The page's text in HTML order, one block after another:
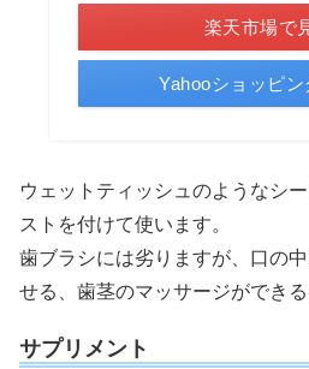
楽天市場で
Yahooショッピン
ウェットティッシュのようなシ
ストを付けて使います。
歯ブラシには劣りますが、口の
せる、歯茎のマッサージができ
サプリメント